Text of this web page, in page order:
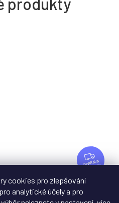
cookies pro zlepšování
analytické účely a pro
Z
D
ZDARMA
Quad+ Doprava